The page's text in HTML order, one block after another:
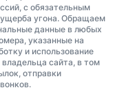
с обязательным
угона. Обращаем
данные в любых
указанные на
и использование
сайта, в том
отправки